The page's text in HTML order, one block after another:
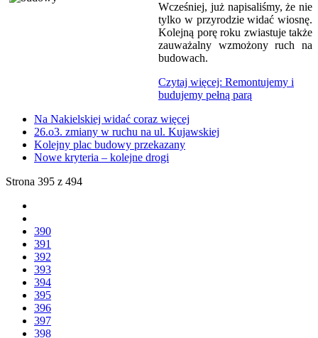
Wcześniej, już napisaliśmy, że nie
tylko w przyrodzie widać wiosnę.
Kolejną porę roku zwiastuje także
zauważalny wzmożony ruch na
budowach.
Czytaj więcej: Remontujemy i
budujemy pełną parą
Na Nakielskiej widać coraz więcej
26.o3. zmiany w ruchu na ul. Kujawskiej
Kolejny plac budowy przekazany
Nowe kryteria – kolejne drogi
Strona 395 z 494
390
391
392
393
394
395
396
397
398